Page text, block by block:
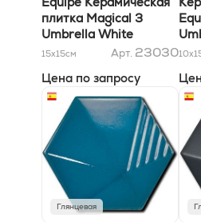
0,01м2/пл заказ от
палета
плитка Magical 3
Umbrella White
10,7х12,4 Matt *
палета
15x15см Арт. 23030
Цена по запросу
Глянцевая